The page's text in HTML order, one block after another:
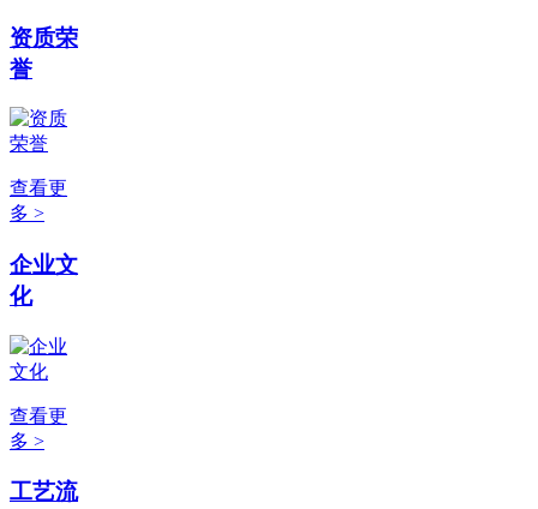
资质荣
誉
查看更
多 >
企业文
化
查看更
多 >
工艺流